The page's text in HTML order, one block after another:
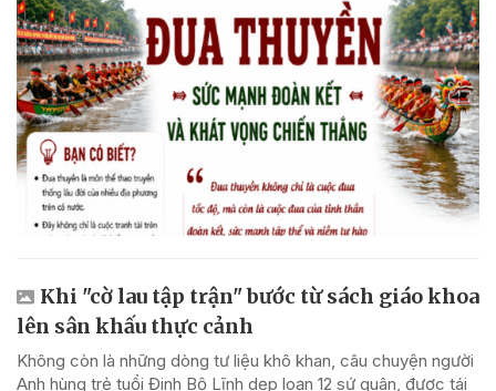
Khi "cờ lau tập trận" bước từ sách giáo khoa
lên sân khấu thực cảnh
Không còn là những dòng tư liệu khô khan, câu chuyện người
Anh hùng trẻ tuổi Đinh Bộ Lĩnh dẹp loạn 12 sứ quân, được tái